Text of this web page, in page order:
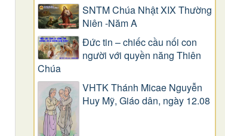
SNTM Chúa Nhật XIX Thường
Niên -Năm A
Đức tin – chiếc cầu nối con
người với quyền năng Thiên
Chúa
VHTK Thánh Micae Nguyễn
Huy Mỹ, Giáo dân, ngày 12.08